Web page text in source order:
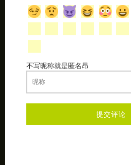
不写昵称就是匿名昂